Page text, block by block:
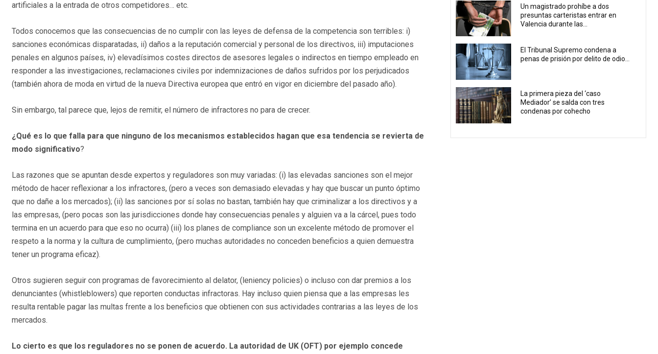
artificiales a la entrada de otros competidores… etc.
Todos conocemos que las consecuencias de no cumplir con las leyes de defensa de la competencia son terribles: i)
sanciones económicas disparatadas, ii) daños a la reputación comercial y personal de los directivos, iii) imputaciones
penales en algunos países, iv) elevadísimos costes directos de asesores legales o indirectos en tiempo empleado en
responder a las investigaciones, reclamaciones civiles por indemnizaciones de daños sufridos por los perjudicados
(también ahora de moda en virtud de la nueva Directiva europea que entró en vigor en diciembre del pasado año).
Sin embargo, tal parece que, lejos de remitir, el número de infractores no para de crecer.
¿Qué es lo que falla para que ninguno de los mecanismos establecidos hagan que esa tendencia se revierta de
modo significativo?
Las razones que se apuntan desde expertos y reguladores son muy variadas: (i) las elevadas sanciones son el mejor
método de hacer reflexionar a los infractores, (pero a veces son demasiado elevadas y hay que buscar un punto óptimo
que no dañe a los mercados); (ii) las sanciones por sí solas no bastan, también hay que criminalizar a los directivos y a
las empresas, (pero pocas son las jurisdicciones donde hay consecuencias penales y alguien va a la cárcel, pues todo
termina en un acuerdo para que eso no ocurra) (iii) los planes de compliance son un excelente método de promover el
respeto a la norma y la cultura de cumplimiento, (pero muchas autoridades no conceden beneficios a quien demuestra
tener un programa eficaz).
Otros sugieren seguir con programas de favorecimiento al delator, (leniency policies) o incluso con dar premios a los
denunciantes (whistleblowers) que reporten conductas infractoras. Hay incluso quien piensa que a las empresas les
resulta rentable pagar las multas frente a los beneficios que obtienen con sus actividades contrarias a las leyes de los
mercados.
Lo cierto es que los reguladores no se ponen de acuerdo. La autoridad de UK (OFT) por ejemplo concede
Un magistrado prohíbe a dos
presuntas carteristas entrar en
Valencia durante las...
El Tribunal Supremo condena a
penas de prisión por delito de odio...
La primera pieza del ‘caso
Mediador’ se salda con tres
condenas por cohecho